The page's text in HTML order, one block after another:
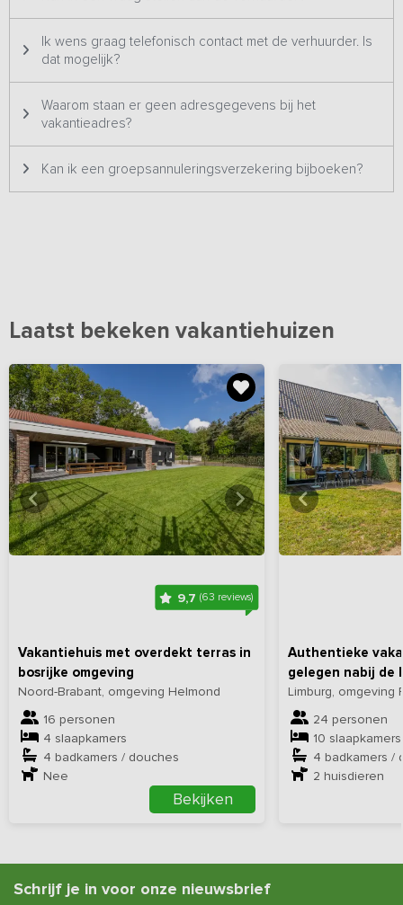
de lente en zomer bloeien er rondom het erf talloze bloemen, die
zorgen voor kleur en levendigheid. Kinderen kunnen veilig spelen
op het erf, terwijl volwassenen genieten van de rust.
Ik wens graag telefonisch contact met de verhuurder. Is
dat mogelijk?
Waarom staan er geen adresgegevens bij het
vakantieadres?
Kan ik een groepsannuleringsverzekering bijboeken?
Laatst bekeken vakantiehuizen
9,7 (63 reviews)
Vakantiehuis met overdekt terras in
bosrijke omgeving
Noord-Brabant, omgeving Helmond
16 personen
4 slaapkamers
4 badkamers / douches
Nee
Bekijken
Bekijkhieralle foto's
Authentieke
gelegen nabij de
Limburg, omgeving
24 personen
10 slaapkamers
4 badkamers /
2 huisdieren
Bekijk
Schrijf je in voor onze nieuwsbrief